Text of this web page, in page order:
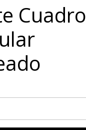
Cuadro